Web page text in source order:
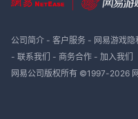
公司简介- 客户服务- 网易游戏隐
- 联系我们 - 商务合作- 加入我们
网易公司版权所有 ©1997-2026